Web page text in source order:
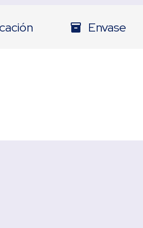
inventory Envase